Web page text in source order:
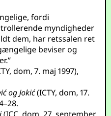
fordi
myndigheder
dem, har retssalen ret
beviser og
dom, 7. maj 1997),
og Jokić(ICTY, dom, 17.